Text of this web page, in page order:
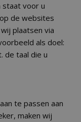
staat voor u
de websites
plaatsen via
als doel:
de taal die u
te passen aan
maken wij